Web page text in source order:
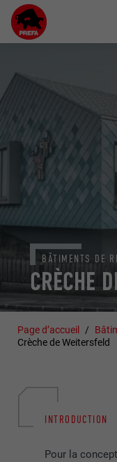
CRÈCHE
BÂTIMENTS DE
Page d’accueil
Crèche de Weitersfeld
INTRODUCTION
Pour la